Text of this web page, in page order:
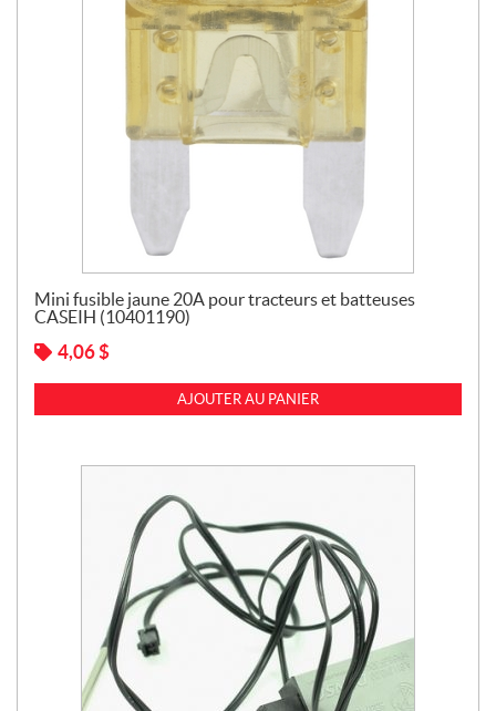
Mini fusible jaune 20A pour tracteurs et batteuses
CASEIH (10401190)
4,06$
AJOUTER AU PANIER